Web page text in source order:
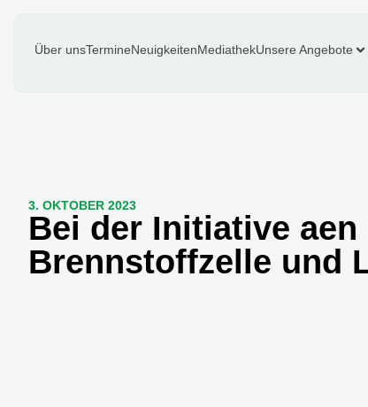
Über unsTermineNeuigkeitenMediathekUnsere Angebote
3. OKTOBER 2023
Bei der Initiative aen
Brennstoffzelle und